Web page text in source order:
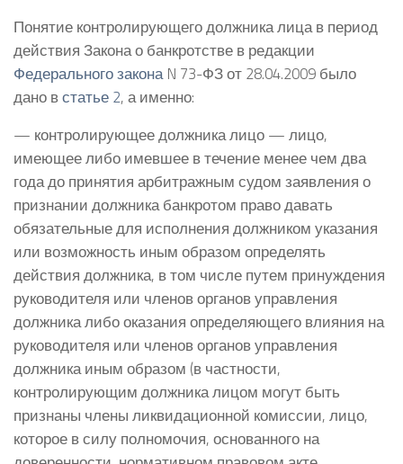
Понятие контролирующего должника лица в период
действия Закона о банкротстве в редакции
Федерального законаN 73-ФЗ от 28.04.2009 было
дано встатье 2, а именно:
— контролирующее должника лицо — лицо,
имеющее либо имевшее в течение менее чем два
года до принятия арбитражным судом заявления о
признании должника банкротом право давать
обязательные для исполнения должником указания
или возможность иным образом определять
действия должника, в том числе путем принуждения
руководителя или членов органов управления
должника либо оказания определяющего влияния на
руководителя или членов органов управления
должника иным образом (в частности,
контролирующим должника лицом могут быть
признаны члены ликвидационной комиссии, лицо,
которое в силу полномочия, основанного на